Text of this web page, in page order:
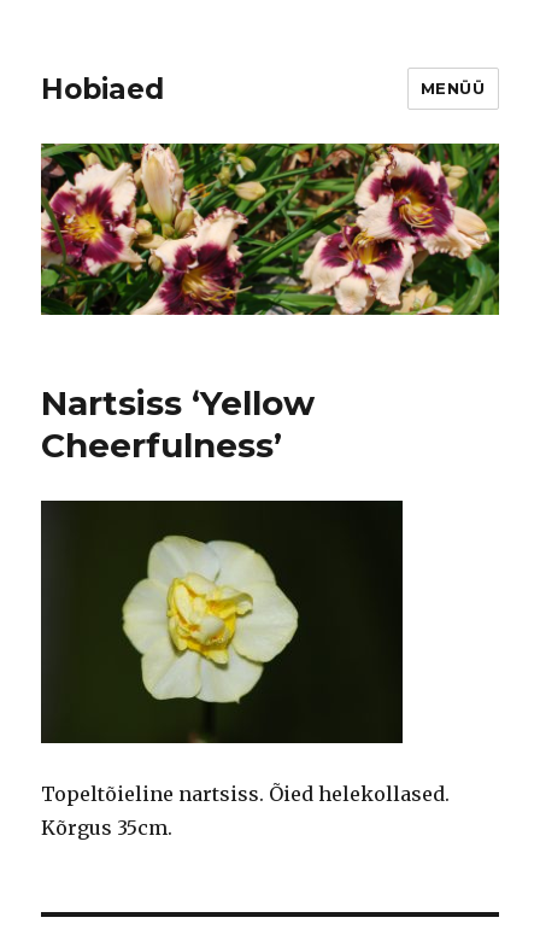
Hobiaed MENÜÜ
Nartsiss ‘Yellow
Cheerfulness’
Topeltõieline nartsiss. Õied helekollased.
Kõrgus 35cm.